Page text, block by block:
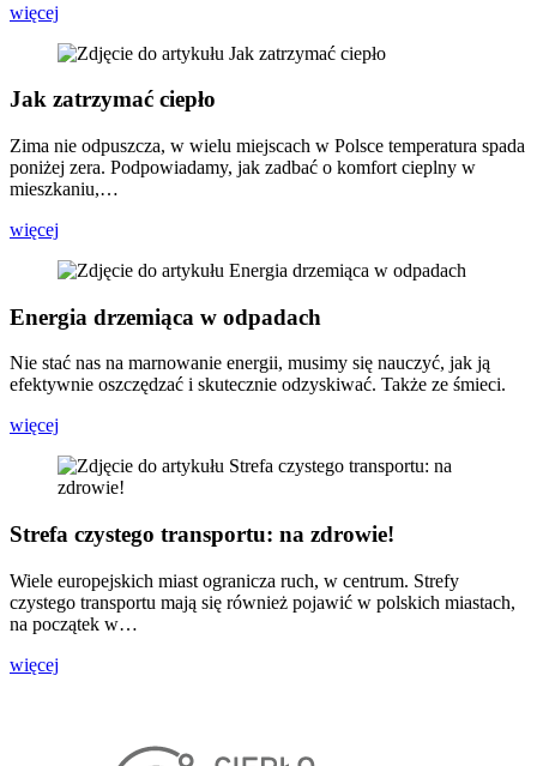
więcej
Jak zatrzymać ciepło
Zima nie odpuszcza, w wielu miejscach w Polsce temperatura spada
poniżej zera. Podpowiadamy, jak zadbać o komfort cieplny w
mieszkaniu,…
więcej
Energia drzemiąca w odpadach
Nie stać nas na marnowanie energii, musimy się nauczyć, jak ją
efektywnie oszczędzać i skutecznie odzyskiwać. Także ze śmieci.
więcej
Strefa czystego transportu: na zdrowie!
Wiele europejskich miast ogranicza ruch, w centrum. Strefy
czystego transportu mają się również pojawić w polskich miastach,
na początek w…
więcej